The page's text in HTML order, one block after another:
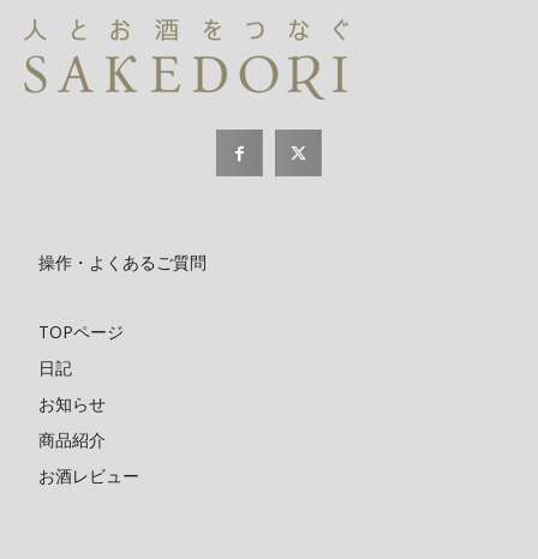
操作・よくあるご質問
TOPページ
日記
お知らせ
商品紹介
お酒レビュー